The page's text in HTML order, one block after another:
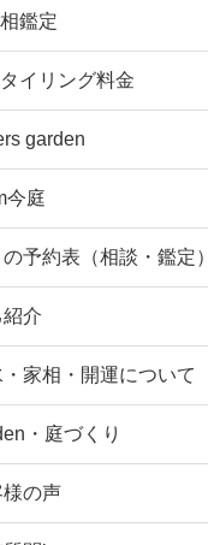
鑑定
イリング料金
garden
今庭
予約表（相談・鑑定）
紹介
・家相・開運について
・庭づくり
様の声